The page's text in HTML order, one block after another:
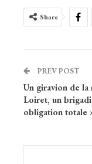
Share
PREV POST
Un giravion de la
Loiret, un
obligation totale